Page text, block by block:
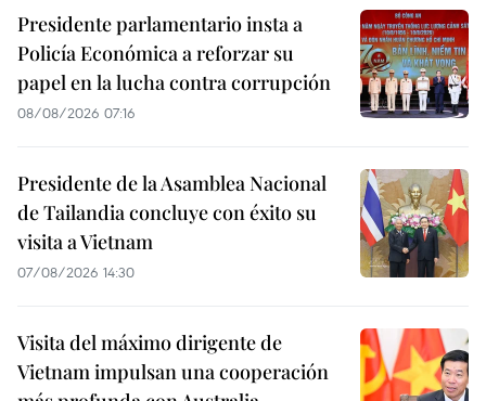
Presidente parlamentario insta a
Policía Económica a reforzar su
papel en la lucha contra corrupción
08/08/2026 07:16
Presidente de la Asamblea Nacional
de Tailandia concluye con éxito su
visita a Vietnam
07/08/2026 14:30
Visita del máximo dirigente de
Vietnam impulsan una cooperación